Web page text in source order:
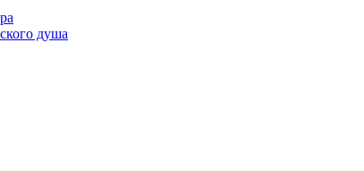
душа